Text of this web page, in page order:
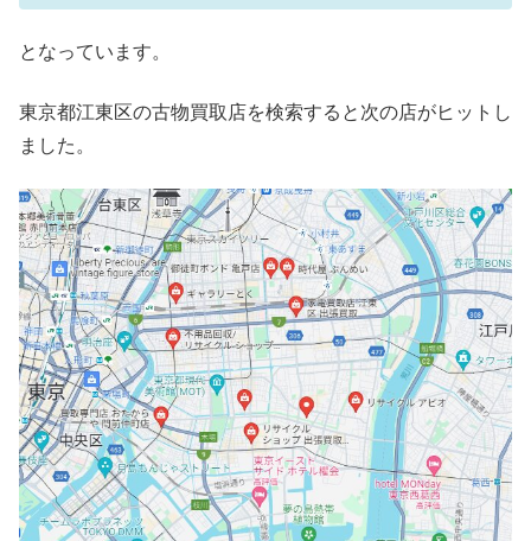
となっています。
東京都江東区の古物買取店を検索すると次の店がヒットし
ました。